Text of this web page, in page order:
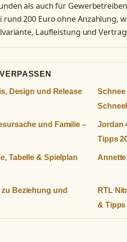
als auch für
200 Euro ohne Anzahlung,
Laufleistung und
Design und Release
Schnee
und Familie –
Jordan
Tipps
Tabelle & Spielplan
Beziehung und
RTL
& Tipps